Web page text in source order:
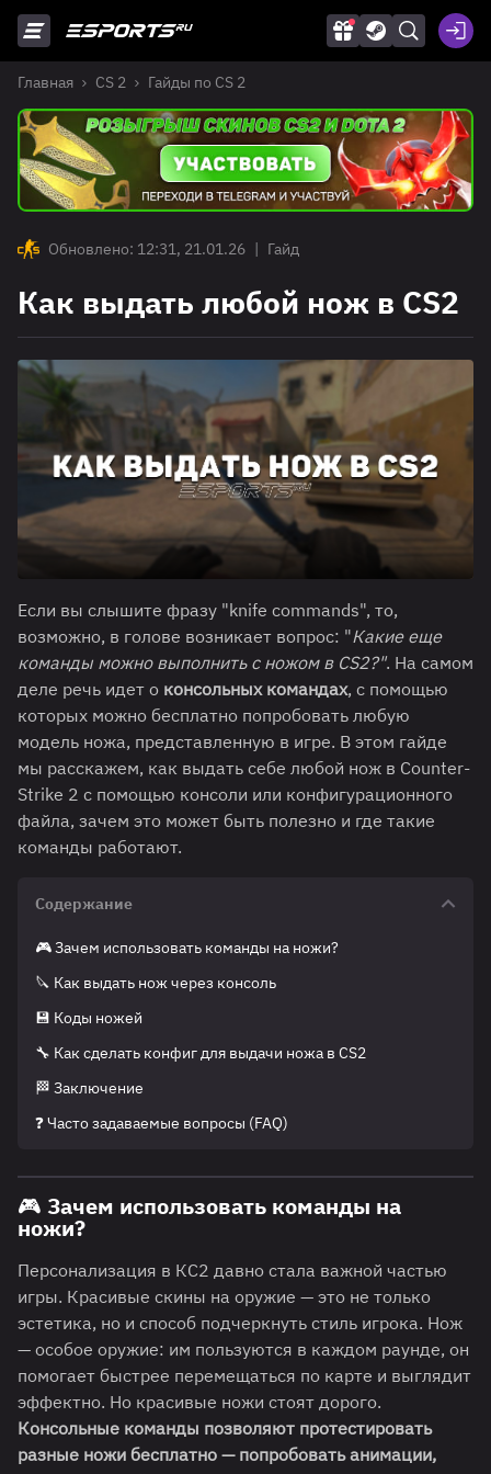
Главная CS 2 Гайды по CS 2
Обновлено: 12:31, 21.01.26 | Гайд
Как выдать любой нож в CS2
Если вы слышите фразу "knife commands", то,
возможно, в голове возникает вопрос: "Какие еще
команды можно выполнить с ножом в CS2?". На самом
деле речь идет о консольных командах, с помощью
которых можно бесплатно попробовать любую
модель ножа, представленную в игре. В этом гайде
мы расскажем, как выдать себе любой нож в Counter-
Strike 2 с помощью консоли или конфигурационного
файла, зачем это может быть полезно и где такие
команды работают.
Содержание
🎮 Зачем использовать команды на ножи?
🔪 Как выдать нож через консоль
💾 Коды ножей
🔧 Как сделать конфиг для выдачи ножа в CS2
🏁 Заключение
❓ Часто задаваемые вопросы (FAQ)
🎮 Зачем использовать команды на
ножи?
Персонализация в КС2 давно стала важной частью
игры. Красивые скины на оружие — это не только
эстетика, но и способ подчеркнуть стиль игрока. Нож
— особое оружие: им пользуются в каждом раунде, он
помогает быстрее перемещаться по карте и выглядит
эффектно. Но красивые ножи стоят дорого.
Консольные команды позволяют протестировать
разные ножи бесплатно — попробовать анимации,